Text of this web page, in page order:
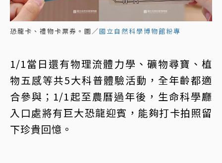
恐龍卡、禮物卡票券。圖／國立自然科學博物館粉專
1/1當日還有物理流體力學、礦物尋寶、植
物五感等共5大科普體驗活動，全年齡都適
合參與；1/1起至農曆過年後，生命科學廳
入口處將有巨大恐龍迎賓，能夠打卡拍照留
下珍貴回憶。